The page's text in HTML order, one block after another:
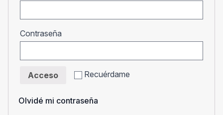
Contraseña
Recuérdame
Acceso
Olvidé mi contraseña